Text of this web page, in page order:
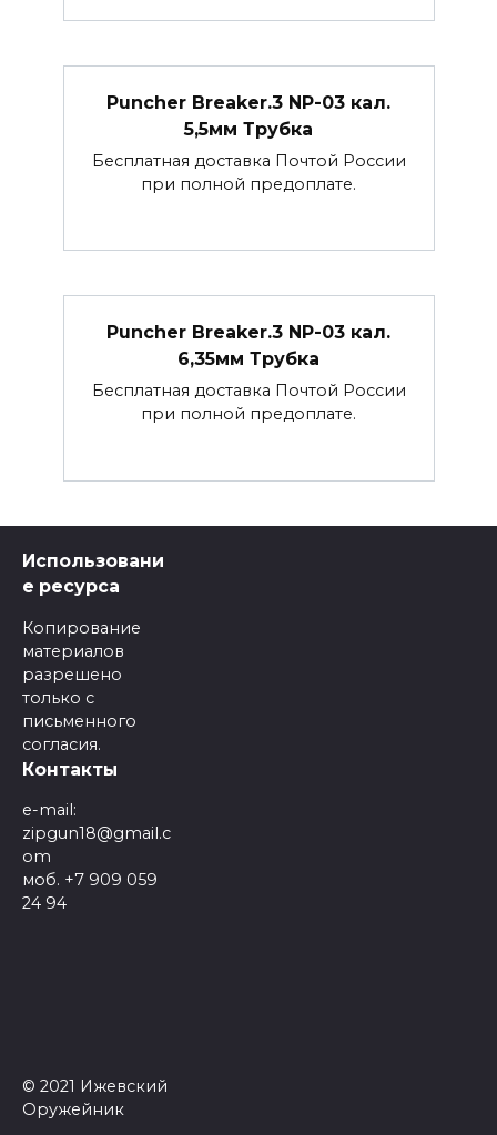
Puncher Breaker.3 NP-03 кал.
5,5мм Трубка
Бесплатная доставка Почтой России
при полной предоплате.
Puncher Breaker.3 NP-03 кал.
6,35мм Трубка
Бесплатная доставка Почтой России
при полной предоплате.
Использовани
е ресурса
Копирование
материалов
разрешено
только с
письменного
согласия.
Контакты
e-mail:
zipgun18@gmail.c
om
моб. +7 909 059
24 94
© 2021 Ижевский
Оружейник